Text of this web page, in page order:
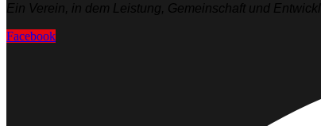
Ein Verein, in dem Leistung, Gemeinschaft und
Facebook